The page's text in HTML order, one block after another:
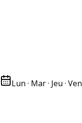
Lun · Mar · Jeu · Ven